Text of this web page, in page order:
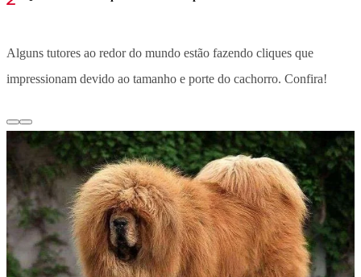
Alguns tutores ao redor do mundo estão fazendo cliques que
impressionam devido ao tamanho e porte do cachorro. Confira!